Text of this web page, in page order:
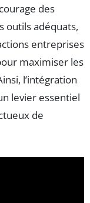
des
outils adéquats,
entreprises
maximiser les
l’intégration
levier essentiel
de